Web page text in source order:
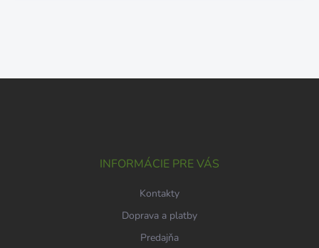
INFORMÁCIE PRE VÁS
Kontakty
Doprava a platby
Predajňa